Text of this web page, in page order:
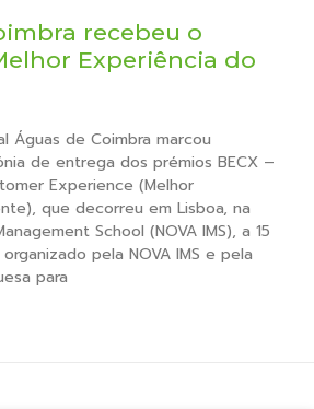
recebeu o
Experiência do
Águas de Coimbra marcou
de entrega dos prémios BECX –
Experience (Melhor
que decorreu em Lisboa, na
School (NOVA IMS), a 15
pela NOVA IMS e pela
para